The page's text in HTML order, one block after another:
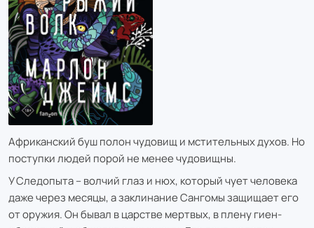
Африканский буш полон чудовищ и мстительных духов. Но
поступки людей порой не менее чудовищны.
У Следопыта – волчий глаз и нюх, который чует человека
даже через месяцы, а заклинание Сангомы защищает его
от оружия. Он бывал в царстве мертвых, в плену гиен-